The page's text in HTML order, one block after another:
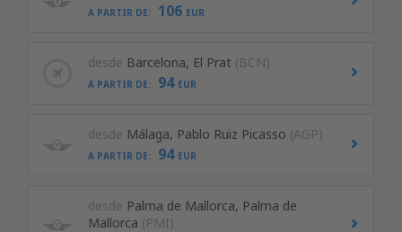
A PARTIR DE: 106 EUR
desde Barcelona, El Prat (BCN)
A PARTIR DE: 94 EUR
desde Málaga, Pablo Ruiz Picasso (AGP)
A PARTIR DE: 94 EUR
desde Palma de Mallorca, Palma de
Mallorca (PMI)